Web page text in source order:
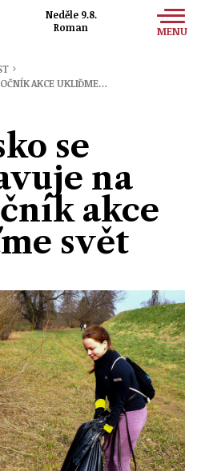
Neděle 9.8.
Roman
MENU
›
AKCE UKLIĎME…
se
na
akce
svět